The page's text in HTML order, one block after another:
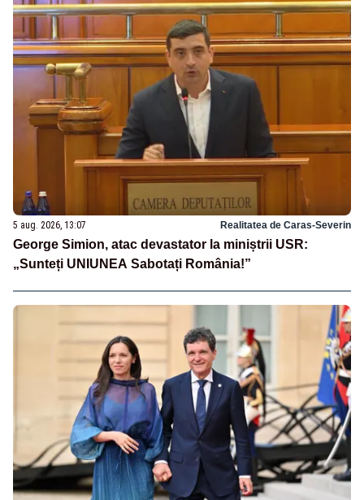
5 aug. 2026, 13:07 Realitatea de Caras-Severin
George Simion, atac devastator la miniștrii USR:
„Sunteți UNIUNEA Sabotați România!”